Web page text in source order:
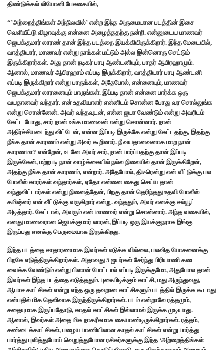
திண்டுக்கல் லியோனி பேசுகையில்,
“’அற்றைத்திங்கள் அந்நிலவில்’ என்ற இந்த அருமையான படத்தின் இசை
வெளியீட்டு விழாவுக்கு என்னை அழைத்ததற்கு நன்றி. என்னுடைய மாணவர்
ஜெயக்குமார் லாரண் தான் இந்த படத்தை இயக்கியிருக்கிறார். இந்த மேடையில்,
வாத்தியார், மாணவர் என்று நாங்கள் மட்டும் அல்ல இன்னொரு செட்டும்
இருக்கிறார்கள். அது தான் நடிகர் பாபு ஆண்டனியும், பாதர் ஆபிரஹாமும்.
ஆனால், மாணவர் ஆபிரஹாம் எப்படி இருக்கிறார், வாத்தியார் பாபு ஆண்டனி
எப்படி இருக்கிறார் என்று பாருங்கள், அதேபோல், என்னையும், மாணவர்
ஜெயக்குமார் லாரனையும் பாருங்கள். இப்படி தான் என்னை பார்க்க ஒரு
வயதானவர் வந்தார். என் உதவியாளர் என்னிடம் சொன்ன போது வர சொல்லுங்க
என்று சொன்னேன். அவர் வந்தவுடன், என்ன ஐயா வேண்டும் என்று அவரிடம்
கேட்ட போது, சார் நான் உங்க மாணவன் என்று சொன்னார். நான்
அதிர்ச்சியடைந்து விட்டேன், என்ன இப்படி இருக்கே என்று கேட்டதற்கு, இதற்கு
நீங்க தான் காரணம் என்று அவர் கூறினார். நீ வயதானவனாக மாற நான்
காரணமா? என்றேன், உடனே அவர் சார், நான் பார்ப்பதற்கு தான் இப்படி
இருக்கேன், மற்றபடி நான் வாழ்க்கையில் நல்ல நிலையில் தான் இருக்கிறேன்,
அதற்கு நீங்க தான் காரணம், என்றார். அதேபோல், திடீரென்று என் வீட்டுக்கு பல
போலீஸ் காரர்கள் வந்தார்கள், ஏதோ என்னை கைது செய்ய தான்
வந்துவிட்டார்கள் என்று நினைத்தேன், பிறகு தான் தெரிந்தது உதவி போலீஸ்
கமிஷ்னர் என் வீட்டுக்கு வருகிறார் என்று. வந்ததும், அவர் எனக்கு சல்யூட்
அடித்தார். கேட்டால், அவரும் என் மாணவர் என்று சொன்னார். அந்த வகையில்,
எனது மாணவரான ஜெயக்குமார் லாரன், இப்படி ஒரு இயக்குநராக இங்கு
இருப்பது எனக்கு பெருமையாக இருக்கிறது.
இந்த படத்தை சாதாரணமாக இவர்கள் எடுக்க வில்லை, பலவித யோசனைக்கு
பிறகே எடுத்திருக்கிறார்கள். அதாவது 5 ஐயர்கள் சேர்ந்து பிரியாணி கடை
வைக்க வேண்டும் என்று பிளான் போட்டால் எப்படி இருக்குமோ, அதுபோல தான்
இவர்கள் இந்த படத்தை எடுத்ததும். புகைபிடிக்கும் காட்சி, மது அருந்துவது,
ஆபாச காட்சிகள் என்று எந்த ஒரு தவறான காட்சிகளும் படத்தில் இருக்க கூடாது
என்பதில் மிக தெளிவாக இருந்திருக்கிறார்கள். படம் என்றாலே ரத்தமும்,
சதையுமாக இருப்பதோடு, காதல் காட்சிகள் இல்லாமல் இருக்க முடியாது.
ஆனால், இவர்கள் அதை மிக நாகரீகமாக கையாண்டிருக்கிறார்கள். ரத்தம்,
சண்டைக்காட்சிகள், பழைய பாணியிலான காதல் காட்சிகள் என்று பார்த்து
பார்த்து புளித்துபோய் வெறுத்துபோன ரசிகர்களுக்கு இந்த ‘அற்றைத்திங்கள்